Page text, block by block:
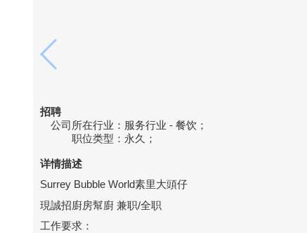
招聘
公司所在行业： 服务行业 - 餐饮；
职位类型： 永久；
详情描述
Surrey Bubble World素里大頭仔
現誠招廚房幫廚 兼职/全职
工作要求：